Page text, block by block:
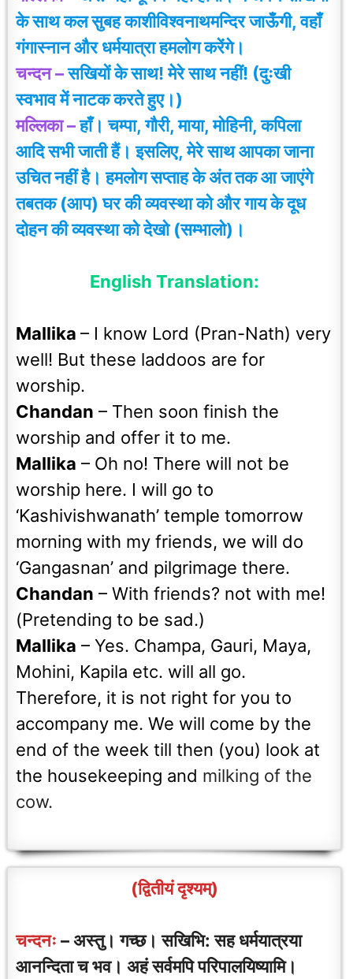
के साथ कल सुबह काशीविश्वनाथमन्दिर जाऊँगी, वहाँ
गंगास्नान और धर्मयात्रा हमलोग करेंगे।
चन्दन –सखियों के साथ! मेरे साथ नहीं! (दुःखी
स्वभाव में नाटक करते हुए।)
मल्लिका –हाँ। चम्पा, गौरी, माया, मोहिनी, कपिला
आदि सभी जाती हैं। इसलिए, मेरे साथ आपका जाना
उचित नहीं है। हमलोग सप्ताह के अंत तक आ जाएंगे
तबतक (आप) घर की व्यवस्था को और गाय के दूध
दोहन की व्यवस्था को देखो (सम्भालो)।
English Translation:
Mallika – I know Lord (Pran-Nath) very
well! But these laddoos are for
worship.
Chandan – Then soon finish the
worship and offer it to me.
Mallika – Oh no! There will not be
worship here. I will go to
‘Kashivishwanath’ temple tomorrow
morning with my friends, we will do
‘Gangasnan’ and pilgrimage there.
Chandan – With friends? not with me!
(Pretending to be sad.)
Mallika – Yes. Champa, Gauri, Maya,
Mohini, Kapila etc. will all go.
Therefore, it is not right for you to
accompany me. We will come by the
end of the week till then (you) look at
the housekeeping and milking of the
cow.
(द्वितीयं दृश्यम्)
चन्दनः – अस्तु। गच्छ। सखिभि: सह धर्मयात्रया
आनन्दिता च भव। अहं सर्वमपि परिपालयिष्यामि।